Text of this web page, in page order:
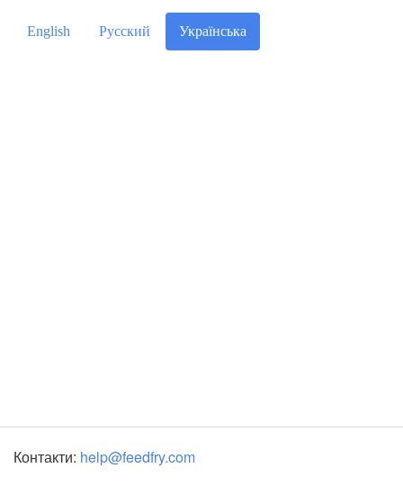
English Русский Українська
Контакти: help@feedfry.com